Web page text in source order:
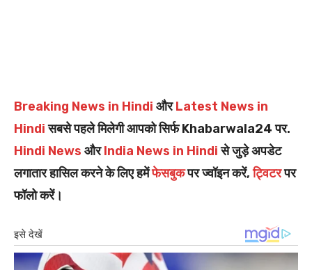
Breaking News in Hindi औरLatest News in
Hindiसबसे पहले मिलेगी आपको सिर्फ Khabarwala24 पर.
Hindi News औरIndia News in Hindiसे जुड़े अपडेट
लगातार हासिल करने के लिए हमेंफेसबुकपर ज्वॉइन करें,ट्विटरपर
फॉलो करें।